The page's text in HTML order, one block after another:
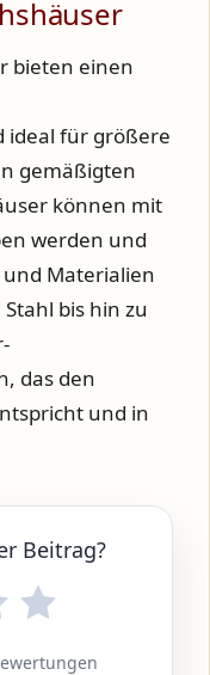
bieten einen
ideal für größere
gemäßigten
können mit
werden und
Materialien
bis hin zu
das den
und in
Beitrag?